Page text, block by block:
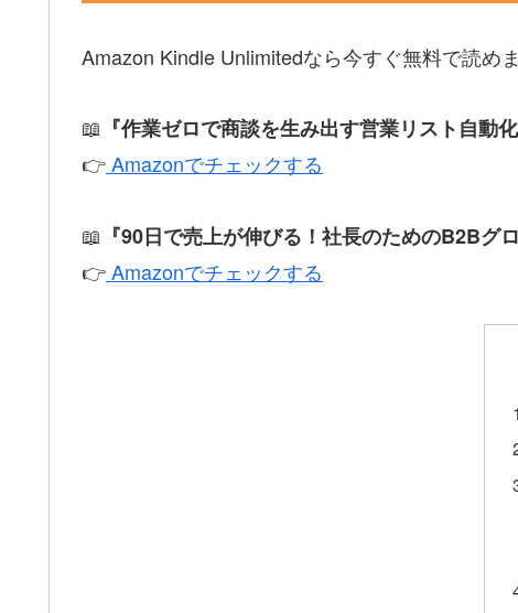
Amazon Kindle Unlimitedなら今すぐ無料で読め
📖 『作業ゼロで商談を生み出す営業リスト自動
👉Amazonでチェックする
📖 『90日で売上が伸びる！社長のためのB2Bグ
👉Amazonでチェックする